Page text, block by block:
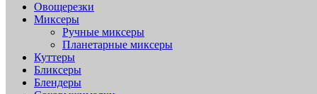
Овощерезки
Миксеры
Ручные миксеры
Планетарные миксеры
Куттеры
Бликсеры
Блендеры